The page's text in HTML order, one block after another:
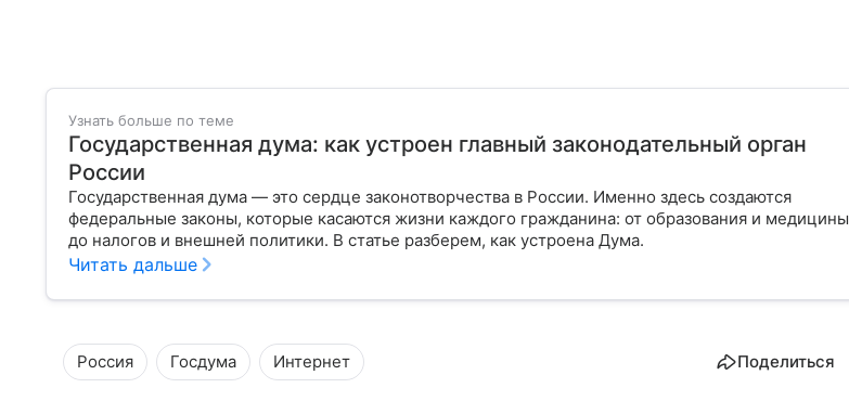
Узнать больше по теме
Государственная дума: как устроен главный законодательный орган
России
Государственная дума — это сердце законотворчества в России. Именно здесь создаются
федеральные законы, которые касаются жизни каждого гражданина: от образования и медицины
до налогов и внешней политики. В статье разберем, как устроена Дума.
Читать дальше
Россия Госдума Интернет Поделиться